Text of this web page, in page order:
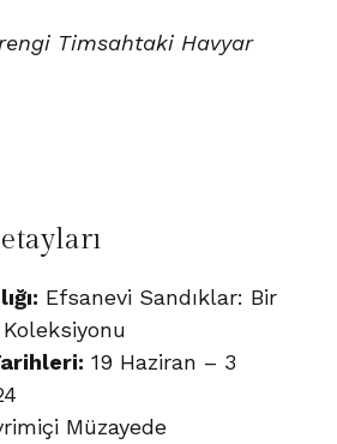
Timsahtaki Havyar
Efsanevi Sandıklar: Bir
19 Haziran – 3
Müzayede